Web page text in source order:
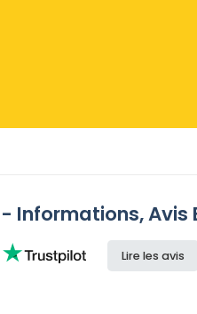
Informations, Avis
Lire les avis